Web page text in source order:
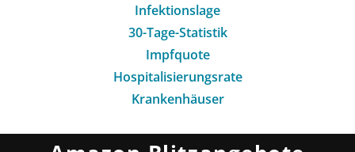
Infektionslage
30-Tage-Statistik
Impfquote
Hospitalisierungsrate
Krankenhäuser